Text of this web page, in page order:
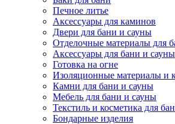
Печное литье
Аксессуары для каминов
Двери для бани и сауны
Отделочные материалы для
Аксессуары для бани и сауны
Готовка на огне
Изоляционные материалы и
Камни для бани и сауны
Мебель для бани и сауны
Текстиль и косметика для
Бондарные изделия